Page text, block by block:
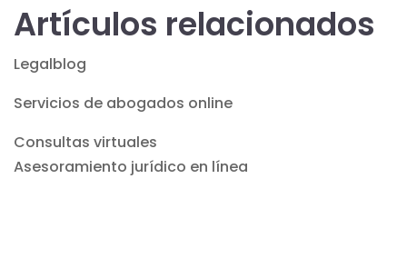
Artículos relacionados
Legalblog
Servicios de abogados online
Consultas virtuales
Asesoramiento jurídico en línea